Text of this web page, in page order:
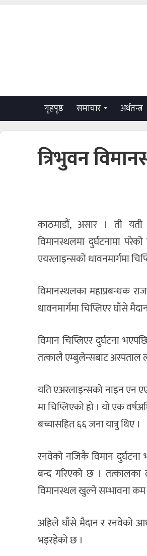
गृहपृष्ठ समाचार अर्थतन्त्र
त्रिभुवन
काठमाडौं, असार । ती यती
विमानस्थलमा दुर्घटनामा
एयरलाइन्सको धावनमार्गमा
विमानस्थलका महाप्रबन्धक
धावनमार्गमा चिप्लिएर घाँसे
विमान चिप्लिएर दुर्घटना
तत्कालै एम्बुलेन्सबाट अस्पताल
यति एअरलाइन्सको नाइन एन
मा चिप्लिएको हो । यो एक
बच्चासहित ६६ जना यात्रु थिए ।
रनवेको नजिकै विमान
बन्द गरिएको छ । तत्कालका
विमानस्थल खुल्ने सम्भावना
अहिले घाँसे मैदान र रनवेको
भइरहेको छ ।